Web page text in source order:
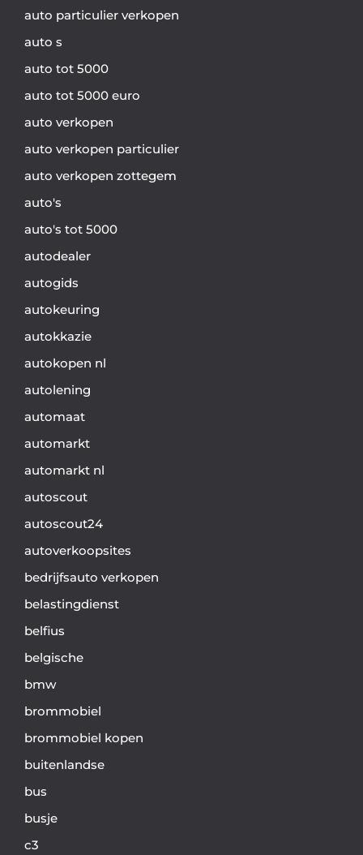
auto particulier verkopen
auto s
auto tot 5000
auto tot 5000 euro
auto verkopen
auto verkopen particulier
auto verkopen zottegem
auto's
auto's tot 5000
autodealer
autogids
autokeuring
autokkazie
autokopen nl
autolening
automaat
automarkt
automarkt nl
autoscout
autoscout24
autoverkoopsites
bedrijfsauto verkopen
belastingdienst
belfius
belgische
bmw
brommobiel
brommobiel kopen
buitenlandse
bus
busje
c3